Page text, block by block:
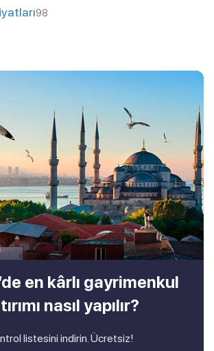
98
en kârlı gayrimenkul
nasıl yapılır?
listesini indirin. Ücretsiz!